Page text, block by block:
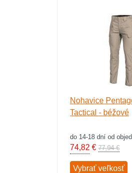
Nohavice
Tactical - béžové
do 14-18 dní od
74,82 € 77,94 €
Vybrať veľkosť